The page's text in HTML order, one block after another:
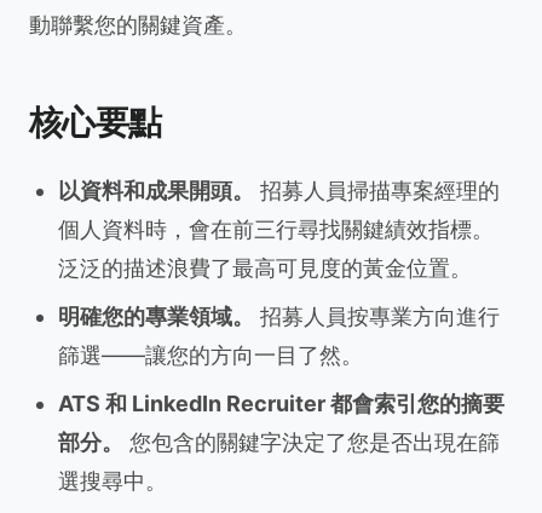
動聯繫您的關鍵資產。
核心要點
以資料和成果開頭。
招募人員掃描專案經理的
個人資料時，會在前三行尋找關鍵績效指標。
泛泛的描述浪費了最高可見度的黃金位置。
明確您的專業領域。
招募人員按專業方向進行
篩選——讓您的方向一目了然。
ATS 和 LinkedIn Recruiter 都會索引您的摘要
部分。
您包含的關鍵字決定了您是否出現在篩
選搜尋中。